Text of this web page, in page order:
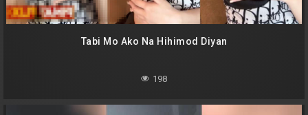
Tabi Mo Ako Na Hihimod Diyan
198